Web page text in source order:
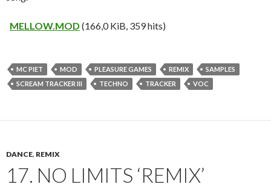
MELLOW.MOD (166,0 KiB, 359 hits)
MC PIET MOD PLEASURE GAMES REMIX
SAMPLES
SCREAM TRACKER III
TECHNO TRACKER VOC
DANCE, REMIX
17. NO LIMITS ‘REMIX’